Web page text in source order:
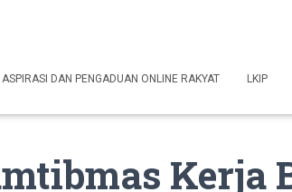
ASPIRASI DAN PENGADUAN ONLINE RAKYAT LKIP
Kerja